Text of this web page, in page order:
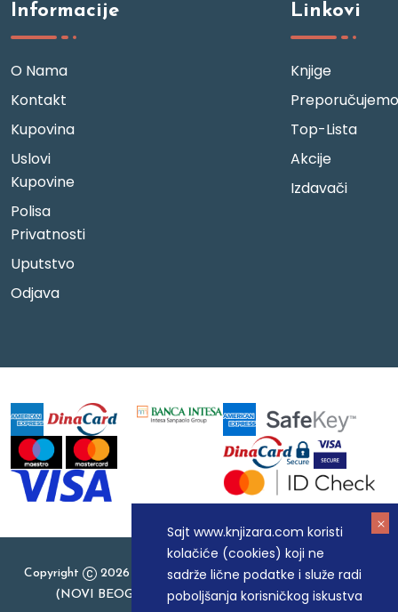
Sajt www.knjizara.com koristi
kolačiće (cookies) koji ne
sadrže lične podatke i služe radi
poboljšanja korisničkog iskustva
Informacije
O Nama
Kontakt
Kupovina
Uslovi
Kupovine
Polisa
Privatnosti
Uputstvo
Odjava
Linkovi
Knjige
Preporučujemo
Top-Lista
Akcije
Izdavači
Copyright
2026 Knjizara.com - MAKART DOO BEOGRAD
(NOVI BEOGRAD), PIB: 105184104, MB: 20337524